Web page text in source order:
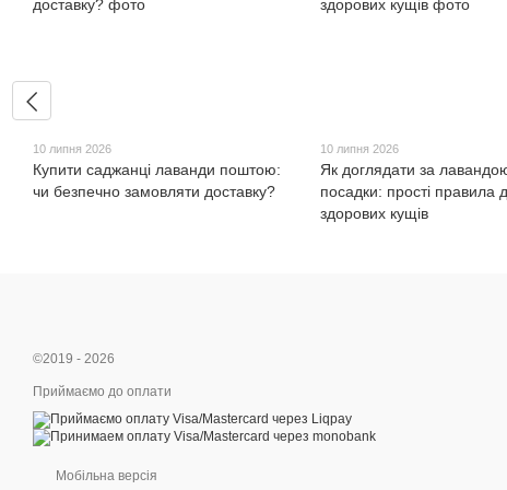
10 липня 2026
Купити саджанці лаванди поштою:
чи безпечно замовляти доставку?
10 липня 2026
Як доглядати за
посадки: прості правила
здорових кущів
©2019 - 2026
Приймаємо до оплати
Мобільна версія